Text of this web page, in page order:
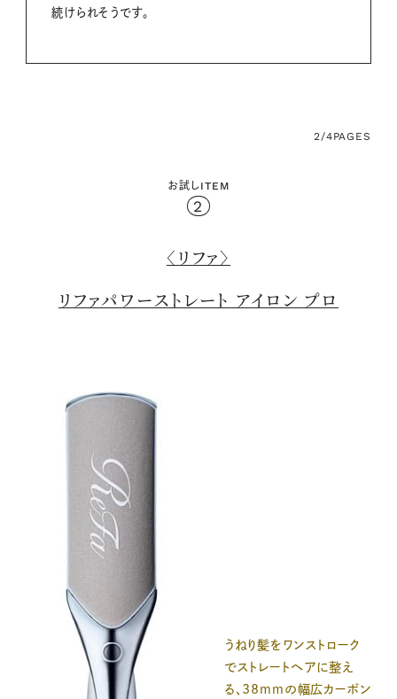
続けられそうです。
2/4PAGES
お試しITEM
2
〈リファ〉
リファパワーストレート アイロン プロ
うねり髪をワンストローク
でストレートヘアに整え
る、38mmの幅広カーボン